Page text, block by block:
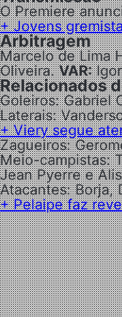
O Premiere
+ Jovens
Arbitragem
Marcelo de Lima
Oliveira.VAR:
Relacionados
Goleiros: Gabriel
Laterais:
+ Viery segue
Zagueiros:
Meio-campistas:
Jean Pyerre e
Atacantes: Borja,
+ Pelaipe faz